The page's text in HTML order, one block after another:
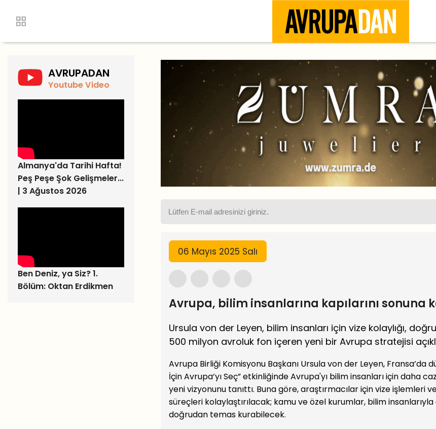
AVRUPADAN
Youtube Video
Almanya'da Tarihi Hafta!
Peş Peşe Şok Gelişmeler...
| 3 Ağustos 2026
Ben Deniz, ya Siz? 1.
Bölüm: Oktan Erdikmen
06 Mayıs 2025 Salı
Avrupa, bilim insanlarına kapılarını sonuna
Ursula von der Leyen, bilim insanları için vize kolaylığı,
500 milyon avroluk fon içeren yeni bir Avrupa stratejisi
Avrupa Birliği Komisyonu Başkanı Ursula von der Leyen, Fransa’da
İçin Avrupa’yı Seç” etkinliğinde Avrupa'yı bilim insanları için daha
yeni vizyonunu tanıttı. Buna göre, araştırmacılar için vize işlemleri
süreçleri kolaylaştırılacak; kamu ve özel kurumlar, bilim insanlarıyla
doğrudan temas kurabilecek.